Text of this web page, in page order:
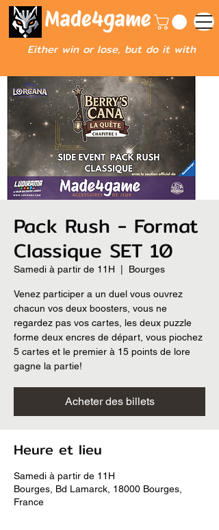
Either win or lose, but do it with
Pack Rush - Format
Classique SET 10
Samedi à partir de 11H Bourges
Venez participer a un duel vous ouvrez
chacun vos deux boosters, vous ne
regardez pas vos cartes, les deux puzzle
forme deux encres de départ, vous piochez
5 cartes et le premier à 15 points de lore
gagne la partie!
Acheter des billets
Heure et lieu
Samedi à partir de 11H
Bourges, Bd Lamarck, 18000 Bourges,
France